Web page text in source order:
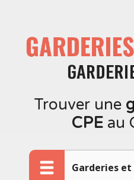
Trouver une
CPE au